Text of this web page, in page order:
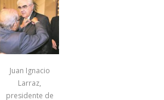
Juan Ignacio
Larraz,
presidente de